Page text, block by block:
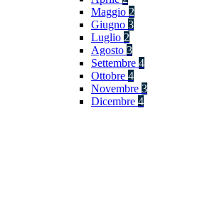
Maggio 2
Giugno 3
Luglio 2
Agosto 3
Settembre 4
Ottobre 4
Novembre 3
Dicembre 4